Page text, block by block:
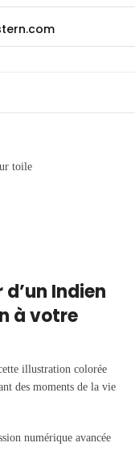
toile
Indien
à votre
illustration colorée
des moments de la vie
numérique avancée